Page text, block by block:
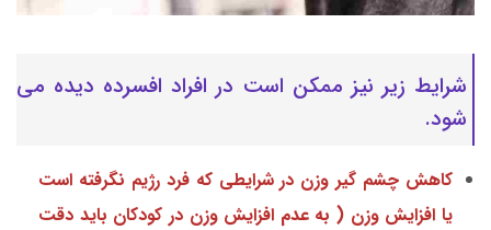
شرایط زیر نیز ممکن است در افراد افسرده دیده می
شود.
کاهش چشم گیر وزن در شرایطی که فرد رژیم نگرفته است
یا افزایش وزن ( به عدم افزایش وزن در کودکان باید دقت